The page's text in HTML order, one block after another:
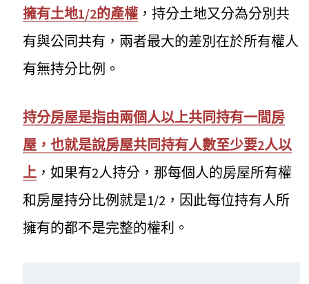
擁有土地1/2的產權 ，持分土地又分為分別共
有與公同共有，兩者最大的差別在於所有權人
有無持分比例。
持分房屋是指由兩個人以上共同持有一間房
屋，也就是說房屋共同持有人數至少要2人以
上 ，如果有2人持分，那每個人的房屋所有權
和房屋持分比例就是1/2，因此每位持有人所
擁有的都不是完整的權利。